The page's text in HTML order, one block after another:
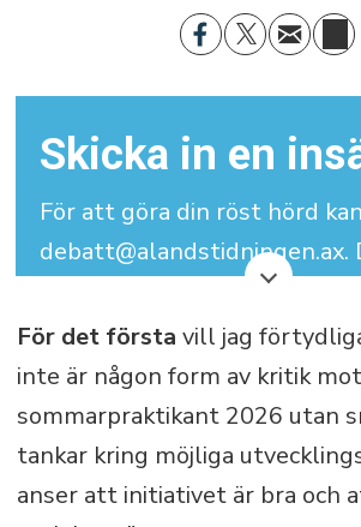
Skicka in en
För att göra din röst hörd
debatt@alandstidningen.ax.
skriva under med signatur
behöver dina
Din insändare får maximalt
3.000 tecken (inklusive
För det första vill jag
inte är någon form av kritik
sommarpraktikant 2026 utan
tankar kring möjliga
anser att initiativet är bra och